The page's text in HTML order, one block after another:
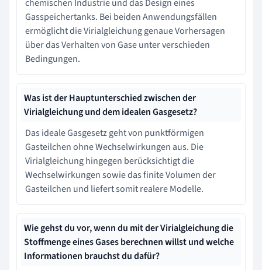
chemischen Industrie und das Design eines
Gasspeichertanks. Bei beiden Anwendungsfällen
ermöglicht die Virialgleichung genaue Vorhersagen
über das Verhalten von Gase unter verschieden
Bedingungen.
Was ist der Hauptunterschied zwischen der
Virialgleichung und dem idealen Gasgesetz?
Das ideale Gasgesetz geht von punktförmigen
Gasteilchen ohne Wechselwirkungen aus. Die
Virialgleichung hingegen berücksichtigt die
Wechselwirkungen sowie das finite Volumen der
Gasteilchen und liefert somit realere Modelle.
Wie gehst du vor, wenn du mit der Virialgleichung die
Stoffmenge eines Gases berechnen willst und welche
Informationen brauchst du dafür?